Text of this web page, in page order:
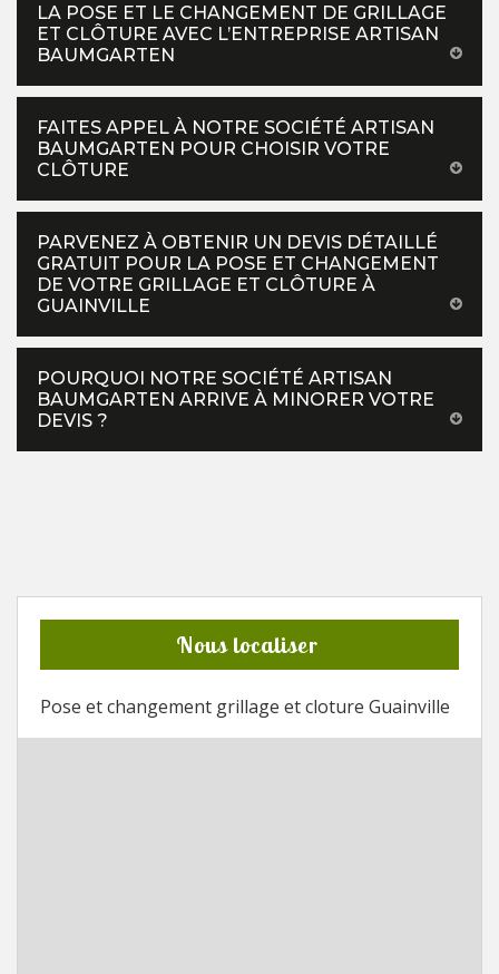
LA POSE ET LE CHANGEMENT DE GRILLAGE
ET CLÔTURE AVEC L’ENTREPRISE ARTISAN
BAUMGARTEN
FAITES APPEL À NOTRE SOCIÉTÉ ARTISAN
BAUMGARTEN POUR CHOISIR VOTRE
CLÔTURE
PARVENEZ À OBTENIR UN DEVIS DÉTAILLÉ
GRATUIT POUR LA POSE ET CHANGEMENT
DE VOTRE GRILLAGE ET CLÔTURE À
GUAINVILLE
POURQUOI NOTRE SOCIÉTÉ ARTISAN
BAUMGARTEN ARRIVE À MINORER VOTRE
DEVIS ?
Nous localiser
Pose et changement grillage et cloture Guainville